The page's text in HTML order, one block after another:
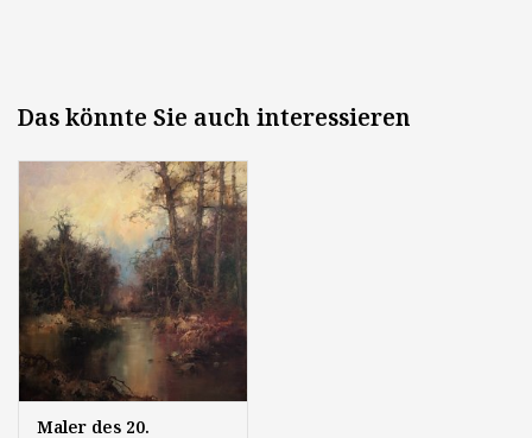
Das könnte Sie auch interessieren
Maler des 20.